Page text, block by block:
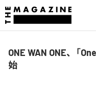
ONE WAN ONE、「
始